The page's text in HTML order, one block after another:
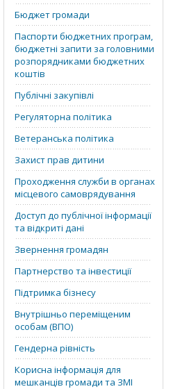
Бюджет громади
Паспорти бюджетних програм,
бюджетні запити за головними
розпорядниками бюджетних
коштів
Публічні закупівлі
Регуляторна політика
Ветеранська політика
Захист прав дитини
Проходження служби в органах
місцевого самоврядування
Доступ до публічної інформації
та відкриті дані
Звернення громадян
Партнерство та інвестиції
Підтримка бізнесу
Внутрішньо переміщеним
особам (ВПО)
Гендерна рівність
Корисна інформація для
мешканців громади та ЗМІ